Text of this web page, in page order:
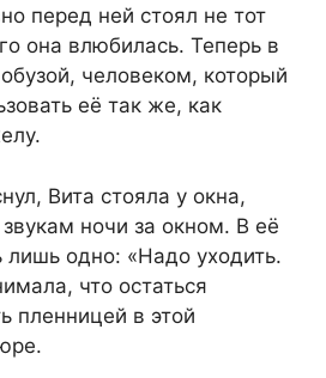
перед ней стоял не тот
она влюбилась. Теперь в
человеком, который
её так же, как
Вита стояла у окна,
ночи за окном. В её
лишь одно: «Надо уходить.
что остаться
пленницей в этой